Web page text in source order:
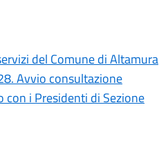
del Comune di Altamura
Avvio consultazione
i Presidenti di Sezione